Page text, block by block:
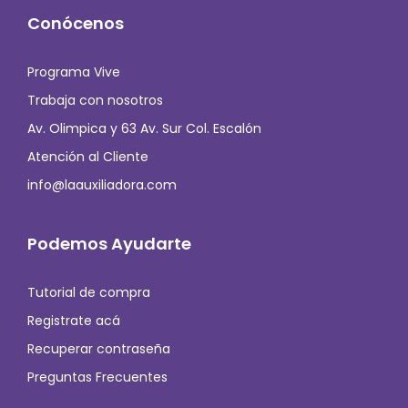
Conócenos
Programa Vive
Trabaja con nosotros
Av. Olimpica y 63 Av. Sur Col. Escalón
Atención al Cliente
info@laauxiliadora.com
Podemos Ayudarte
Tutorial de compra
Registrate acá
Recuperar contraseña
Preguntas Frecuentes